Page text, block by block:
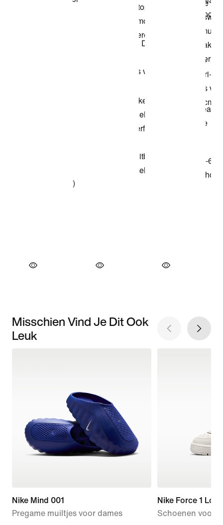
Misschien Vind Je Dit Ook
Leuk
Nike Mind 001
Pregame muiltjes voor dames
Nike Force 1 Low
Schoenen voor